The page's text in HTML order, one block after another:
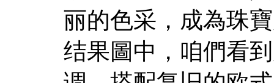
丽的色采，成為珠
结果圖中，咱們看